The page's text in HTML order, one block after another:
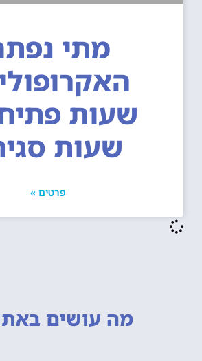
מתי נפתח
האקרופוליס?
שעות פתיחה /
שעות סגירה
מה עושים באתונה?